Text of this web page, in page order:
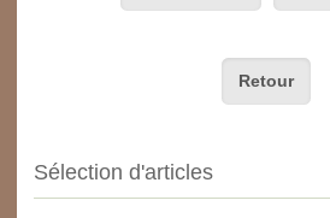
Retour
Sélection d'articles